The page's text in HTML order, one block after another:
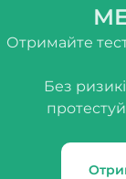
Отримайте
Без